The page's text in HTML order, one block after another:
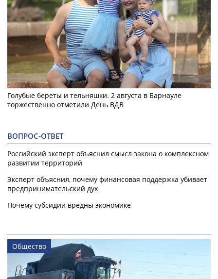
Голубые береты и тельняшки. 2 августа в Барнауле
торжественно отметили День ВДВ
ВОПРОС-ОТВЕТ
Российский эксперт объяснил смысл закона о комплексном
развитии территорий
Эксперт объяснил, почему финансовая поддержка убивает
предпринимательский дух
Почему субсидии вредны экономике
Общество